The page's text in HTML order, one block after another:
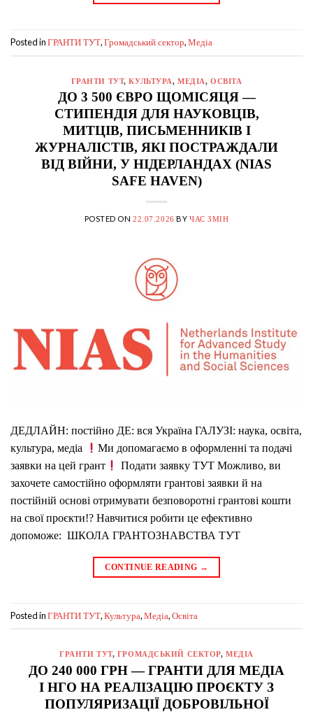
Posted in ГРАНТИ ТУТ, Громадський сектор, Медіа
ГРАНТИ ТУТ,КУЛЬТУРА,МЕДІА, ОСВІТА
ДО 3 500 ЄВРО ЩОМІСЯЦЯ —
СТИПЕНДІЯ ДЛЯ НАУКОВЦІВ,
МИТЦІВ, ПИСЬМЕННИКІВ І
ЖУРНАЛІСТІВ, ЯКІ ПОСТРАЖДАЛИ
ВІД ВІЙНИ, У НІДЕРЛАНДАХ (NIAS
SAFE HAVEN)
POSTED ON22.07.2026 BY ЧАС ЗМІН
ДЕДЛАЙН: постійно ДЕ: вся Україна ГАЛУЗІ: наука, освіта,
культура, медіа
Ми допомагаємо в оформленні та подачі
заявки на цей грант
Подати заявку ТУТ Можливо, ви
захочете самостійно оформляти грантові заявки й на
постійній основі отримувати безповоротні грантові кошти
на свої проєкти!? Навчитися робити це ефективно
допоможе: ШКОЛА ГРАНТОЗНАВСТВА ТУТ
CONTINUE READING →
Posted in ГРАНТИ ТУТ, Культура, Медіа, Освіта
ГРАНТИ ТУТ, ГРОМАДСЬКИЙ СЕКТОР,МЕДІА
ДО 240 000 ГРН — ГРАНТИ ДЛЯ МЕДІА
І НГО НА РЕАЛІЗАЦІЮ ПРОЄКТУ З
ПОПУЛЯРИЗАЦІЇ ДОБРОВІЛЬНОЇ